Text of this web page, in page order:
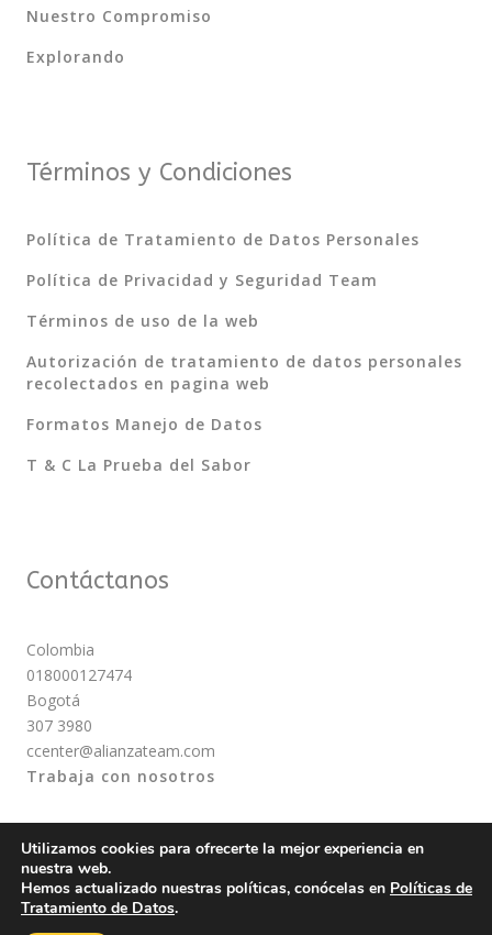
Nuestro Compromiso
Explorando
Términos y Condiciones
Política de Tratamiento de Datos Personales
Política de Privacidad y Seguridad Team
Términos de uso de la web
Autorización de tratamiento de datos personales
recolectados en pagina web
Formatos Manejo de Datos
T & C La Prueba del Sabor
Contáctanos
Colombia
018000127474
Bogotá
307 3980
ccenter@alianzateam.com
Trabaja con nosotros
Utilizamos cookies para ofrecerte la mejor experiencia en
nuestra web.
Hemos actualizado nuestras políticas, conócelas en Políticas de
Tratamiento de Datos.